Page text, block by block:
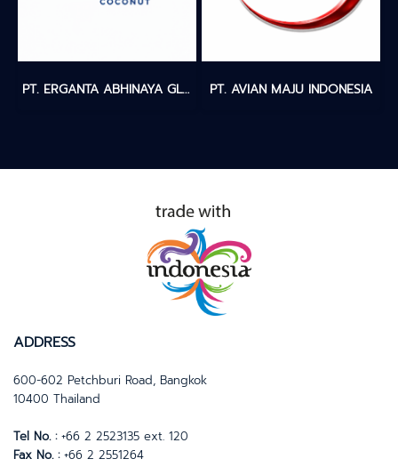
PT. ERGANTA ABHINAYA GLOBALINDO PT. AVIAN MAJU INDONESIA
ADDRESS
600-602 Petchburi Road, Bangkok
10400 Thailand
Tel No. :+66 2 2523135 ext. 120
Fax No. :+66 2 2551264